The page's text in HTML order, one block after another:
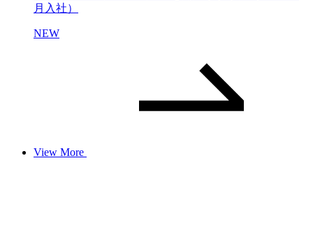
月入社）
NEW
View More